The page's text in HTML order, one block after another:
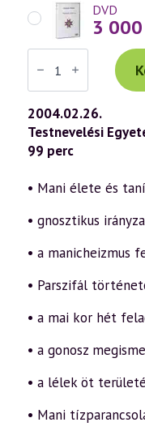
DVD
3 000
Váradi
Tibor
előadás
(330)
—
Manicheista
impulzus
a
tudati
korában
(2004.02.26.)
2004.02.26.
Testnevelési
99 perc
• Mani élete és
• gnosztikus
• a manicheizmus
• Parszifál
• a mai kor hét
• a gonosz
• a lélek öt
• Mani